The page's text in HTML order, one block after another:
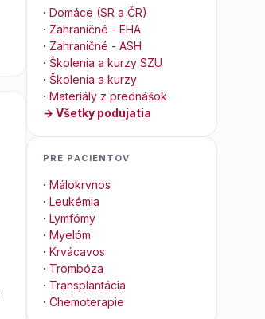
· Domáce (SR a ČR)
· Zahraničné - EHA
· Zahraničné - ASH
· Školenia a kurzy SZU
· Školenia a kurzy
· Materiály z prednášok
→ Všetky podujatia
PRE PACIENTOV
· Málokrvnos
· Leukémia
· Lymfómy
· Myelóm
· Krvácavos
· Trombóza
· Transplantácia
· Chemoterapie